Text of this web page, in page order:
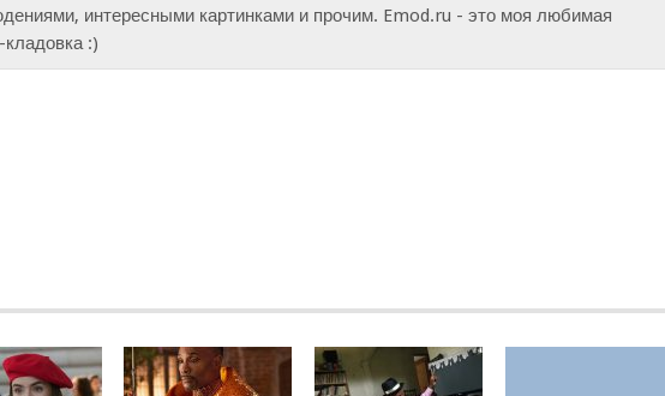
интересными картинками и прочим. Emod.ru - это моя любимая
:)